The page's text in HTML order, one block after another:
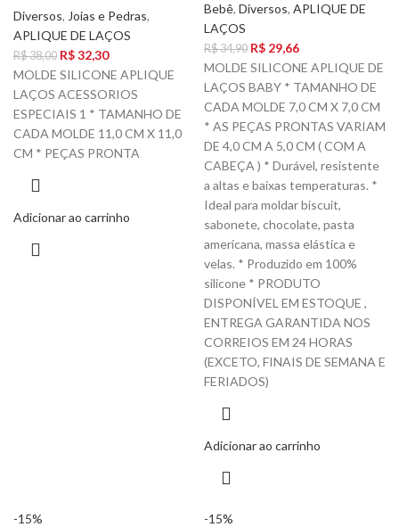
Diversos, Joias e Pedras,
APLIQUE DE LAÇOS
R$38,00 R$32,30
MOLDE SILICONE APLIQUE
LAÇOS ACESSORIOS
ESPECIAIS 1 * TAMANHO DE
CADA MOLDE 11,0 CM X 11,0
CM * PEÇAS PRONTA
Adicionar ao carrinho
Bebê, Diversos, APLIQUE DE
LAÇOS
R$34,90 R$ 29,66
MOLDE SILICONE APLIQUE DE
LAÇOS BABY * TAMANHO DE
CADA MOLDE 7,0 CM X 7,0 CM
* AS PEÇAS PRONTAS VARIAM
DE 4,0 CM A 5,0 CM ( COM A
CABEÇA ) * Durável, resistente
a altas e baixas temperaturas. *
Ideal para moldar biscuit,
sabonete, chocolate, pasta
americana, massa elástica e
velas. * Produzido em 100%
silicone * PRODUTO
DISPONÍVEL EM ESTOQUE ,
ENTREGA GARANTIDA NOS
CORREIOS EM 24 HORAS
(EXCETO, FINAIS DE SEMANA E
FERIADOS)
Adicionar ao carrinho
-15% -15%